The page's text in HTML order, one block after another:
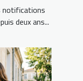
notifications
deux ans...